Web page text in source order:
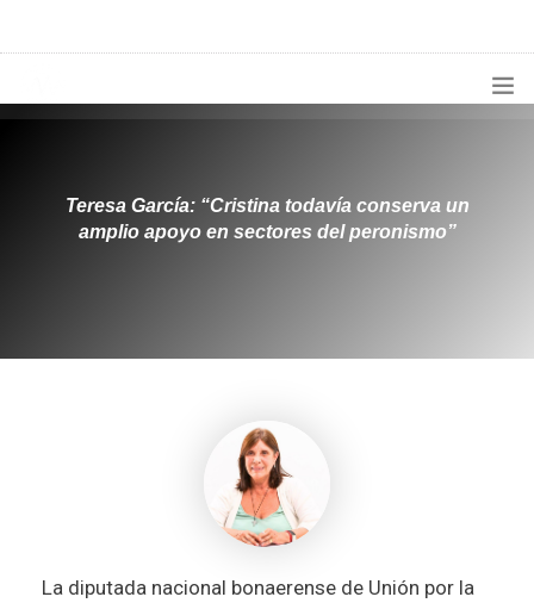
¿QUIÉNES SOMOS?
Teresa García: “Cristina todavía conserva un
amplio apoyo en sectores del peronismo”
La diputada nacional bonaerense de Unión por la